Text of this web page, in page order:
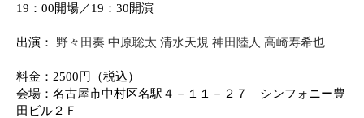
19 ： 00開場／19 ： 30開演
出演： 野々田奏 中原聡太 清水天規 神田陸人 高崎寿希也
料金： 2500円（税込）
会場：名古屋市中村区名駅４－１１－２７ シンフォニー豊
田ビル２Ｆ